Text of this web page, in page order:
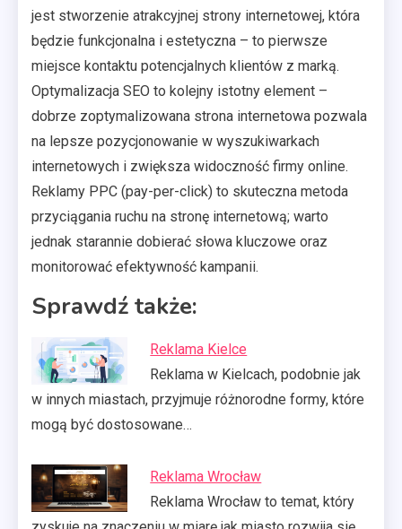
jest stworzenie atrakcyjnej strony internetowej, która
będzie funkcjonalna i estetyczna – to pierwsze
miejsce kontaktu potencjalnych klientów z marką.
Optymalizacja SEO to kolejny istotny element –
dobrze zoptymalizowana strona internetowa pozwala
na lepsze pozycjonowanie w wyszukiwarkach
internetowych i zwiększa widoczność firmy online.
Reklamy PPC (pay-per-click) to skuteczna metoda
przyciągania ruchu na stronę internetową; warto
jednak starannie dobierać słowa kluczowe oraz
monitorować efektywność kampanii.
Sprawdź także:
Reklama Kielce
Reklama w Kielcach, podobnie jak
w innych miastach, przyjmuje różnorodne formy, które
mogą być dostosowane…
Reklama Wrocław
Reklama Wrocław to temat, który